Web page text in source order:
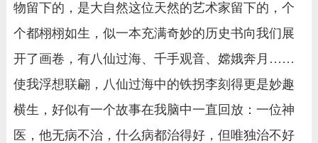
物留下的，是大自然这位天然的艺术家留下的，个
个都栩栩如生，似一本充满奇妙的历史书向我们展
开了画卷，有八仙过海、千手观音、嫦娥奔月……
使我浮想联翩，八仙过海中的铁拐李刻得更是妙趣
横生，好似有一个故事在我脑中一直回放：一位神
医，他无病不治，什么病都治得好，但唯独治不好